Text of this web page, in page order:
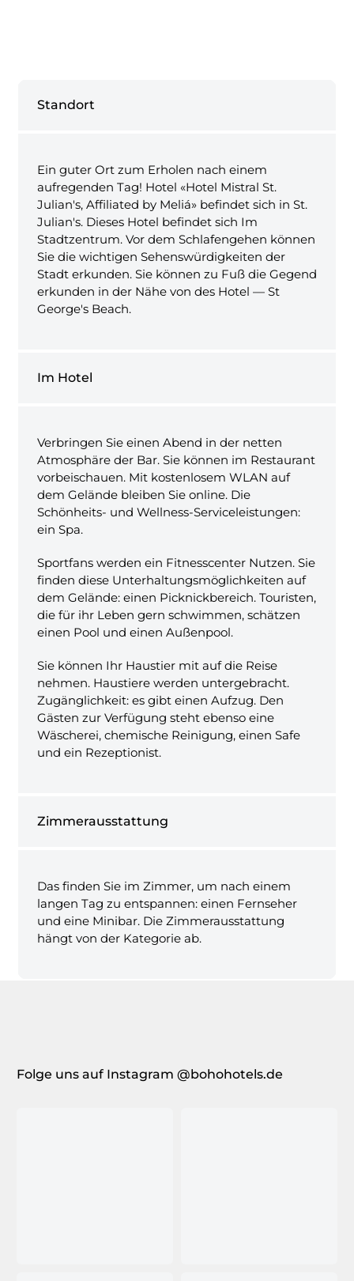
Standort
Ein guter Ort zum Erholen nach einem
aufregenden Tag! Hotel «Hotel Mistral St.
Julian's, Affiliated by Meliá» befindet sich in St.
Julian's. Dieses Hotel befindet sich Im
Stadtzentrum. Vor dem Schlafengehen können
Sie die wichtigen Sehenswürdigkeiten der
Stadt erkunden. Sie können zu Fuß die Gegend
erkunden in der Nähe von des Hotel — St
George's Beach.
Im Hotel
Verbringen Sie einen Abend in der netten
Atmosphäre der Bar. Sie können im Restaurant
vorbeischauen. Mit kostenlosem WLAN auf
dem Gelände bleiben Sie online. Die
Schönheits- und Wellness-Serviceleistungen:
ein Spa.
Sportfans werden ein Fitnesscenter Nutzen. Sie
finden diese Unterhaltungsmöglichkeiten auf
dem Gelände: einen Picknickbereich. Touristen,
die für ihr Leben gern schwimmen, schätzen
einen Pool und einen Außenpool.
Sie können Ihr Haustier mit auf die Reise
nehmen. Haustiere werden untergebracht.
Zugänglichkeit: es gibt einen Aufzug. Den
Gästen zur Verfügung steht ebenso eine
Wäscherei, chemische Reinigung, einen Safe
und ein Rezeptionist.
Zimmerausstattung
Das finden Sie im Zimmer, um nach einem
langen Tag zu entspannen: einen Fernseher
und eine Minibar. Die Zimmerausstattung
hängt von der Kategorie ab.
Folge uns auf Instagram @bohohotels.de